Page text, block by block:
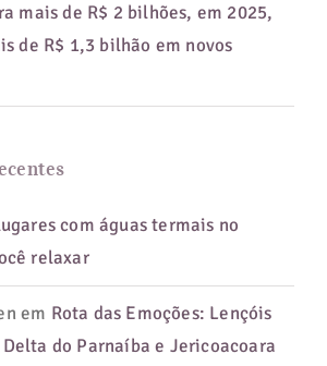
mais de R$ 2 bilhões, em 2025,
de R$ 1,3 bilhão em novos
com águas termais no
relaxar
em Rota das Emoções: Lençóis
do Parnaíba e Jericoacoara